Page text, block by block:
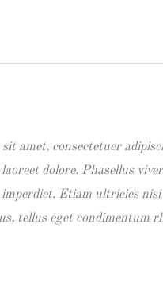
amet, consectetuer
dolore. Phasellus
Etiam ultricies
tellus eget condimentum